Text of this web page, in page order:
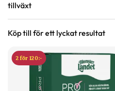
Förväntad sluthöjd
Växtsätt Klättrande, Starkväxande
Blomfärg Rosa
Grön
Vad är
Jordmån Mullrik jord, Näringsrik
Näring Benmjöl, Rosgödsel,
Jordprodukter Planteringsjord,
tillväxt
perenner, eller välj en plats där
Håll jorden fuktig de första två
och fjärde året under torra
Håll jorden fri från ogräs runt
Köp till för ett lyckat resultat
2 för 120:-